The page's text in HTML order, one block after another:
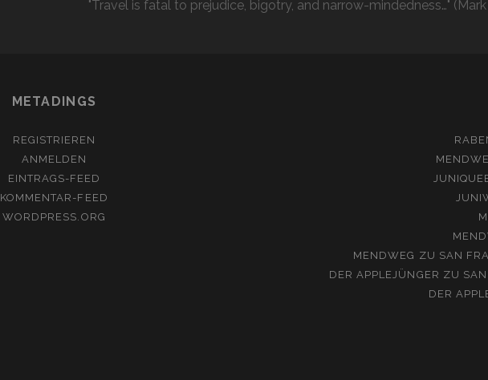
"Travel is fatal to prejudice, bigotry, and narrow-mindedness…"
METADINGS
REGISTRIEREN
ANMELDEN
EINTRAGS-FEED
KOMMENTAR-FEED
WORDPRESS.ORG
MENDWEG ZU SAN
DER APPLEJÜNGER ZU
DER